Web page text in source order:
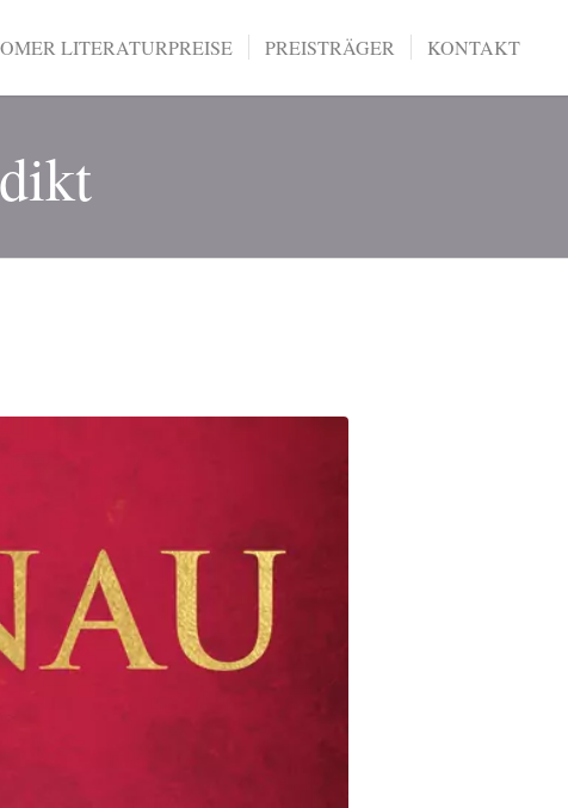
LITERATURPREISE PREISTRÄGER KONTAKT